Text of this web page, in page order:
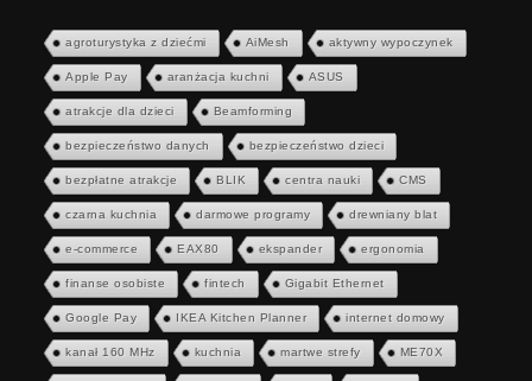
agroturystyka z dziećmi AiMesh aktywny wypoczynek
Apple Pay aranżacja kuchni ASUS
atrakcje dla dzieci Beamforming
bezpieczeństwo danych bezpieczeństwo dzieci
bezpłatne atrakcje BLIK centra nauki CMS
czarna kuchnia darmowe programy drewniany blat
e-commerce EAX80 ekspander ergonomia
finanse osobiste fintech Gigabit Ethernet
Google Pay IKEA Kitchen Planner internet domowy
kanał 160 MHz kuchnia martwe strefy ME70X